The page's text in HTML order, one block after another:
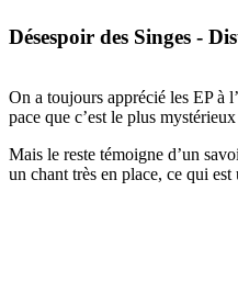
Désespoir des Singes -
On a toujours apprécié les EP à
pace que c’est le plus
Mais le reste témoigne d’un
un chant très en place, ce qui